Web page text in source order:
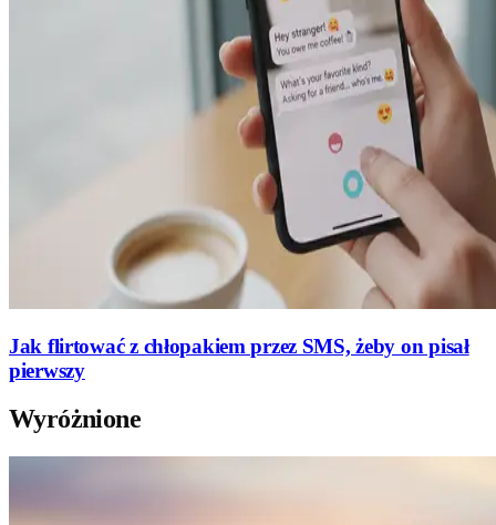
Jak flirtować z chłopakiem przez SMS, żeby on pisał
pierwszy
Wyróżnione